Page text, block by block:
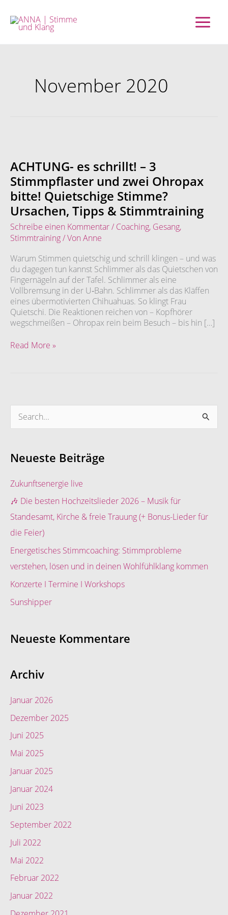
Inhalt
springen
November 2020
ACHTUNG- es schrillt! – 3
Stimmpflaster und zwei Ohropax
bitte! Quietschige Stimme?
Ursachen, Tipps & Stimmtraining
Schreibe einen Kommentar/ Coaching, Gesang,
Stimmtraining/ Von Anne
Warum Stimmen quietschig und schrill klingen – und was
du dagegen tun kannst Schlimmer als das Quietschen von
Fingernägeln auf der Tafel. Schlimmer als eine
Vollbremsung in der U‑Bahn. Schlimmer als das Kläffen
eines übermotivierten Chihuahuas. So klingt Frau
Quietschi. Die Reaktionen reichen von – Kopfhörer
wegschmeißen – Ohropax rein beim Besuch – bis hin […]
schrillt!
–
3
Stimmpflaster
und
zwei
Ohropax
bitte!
Stimme?
Ursachen,
Tipps
&
Stimmtraining
Read More »
h
e
n
n
a
c
Neueste Beiträge
Zukunftsenergie live
🎶 Die besten Hochzeitslieder 2026 – Musik für
Standesamt, Kirche & freie Trauung (+ Bonus-Lieder für
die Feier)
Energetisches Stimmcoaching: Stimmprobleme
verstehen, lösen und in deinen Wohlfühlklang kommen
Konzerte I Termine I Workshops
Sunshipper
Neueste Kommentare
Archiv
Januar 2026
Dezember 2025
Juni 2025
Mai 2025
Januar 2025
Januar 2024
Juni 2023
September 2022
Juli 2022
Mai 2022
Februar 2022
Januar 2022